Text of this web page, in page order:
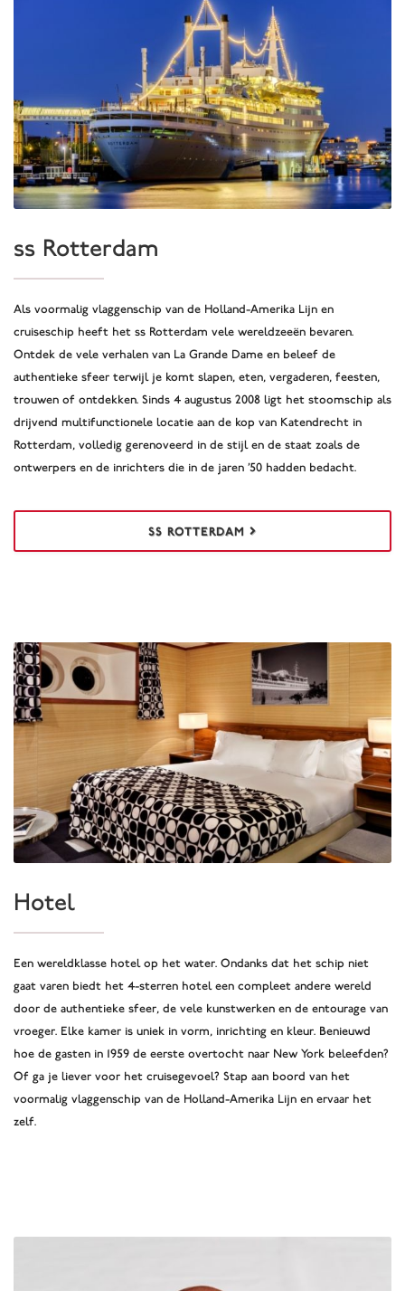
ss Rotterdam
Als voormalig vlaggenschip van de Holland-Amerika Lijn en
cruiseschip heeft het ss Rotterdam vele wereldzeeën bevaren.
Ontdek de vele verhalen van La Grande Dame en beleef de
authentieke sfeer terwijl je komt slapen, eten, vergaderen, feesten,
trouwen of ontdekken. Sinds 4 augustus 2008 ligt het stoomschip als
drijvend multifunctionele locatie aan de kop van Katendrecht in
Rotterdam, volledig gerenoveerd in de stijl en de staat zoals de
ontwerpers en de inrichters die in de jaren ’50 hadden bedacht.
SS ROTTERDAM
Hotel
Een wereldklasse hotel op het water. Ondanks dat het schip niet
gaat varen biedt het 4-sterren hotel een compleet andere wereld
door de authentieke sfeer, de vele kunstwerken en de entourage van
vroeger. Elke kamer is uniek in vorm, inrichting en kleur. Benieuwd
hoe de gasten in 1959 de eerste overtocht naar New York beleefden?
Of ga je liever voor het cruisegevoel? Stap aan boord van het
voormalig vlaggenschip van de Holland-Amerika Lijn en ervaar het
zelf.